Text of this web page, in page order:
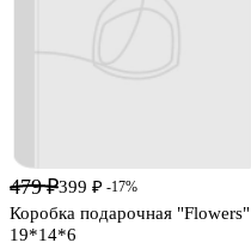
479 ₽399 ₽ -17%
Коробка подарочная "Flowers"
19*14*6